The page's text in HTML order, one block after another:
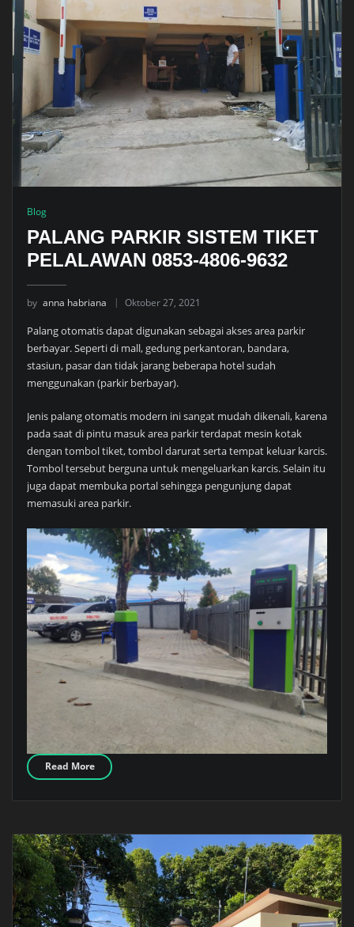
Blog
PALANG PARKIR SISTEM TIKET
PELALAWAN 0853-4806-9632
by anna habriana Oktober 27, 2021
Palang otomatis dapat digunakan sebagai akses area parkir
berbayar. Seperti di mall, gedung perkantoran, bandara,
stasiun, pasar dan tidak jarang beberapa hotel sudah
menggunakan (parkir berbayar).
Jenis palang otomatis modern ini sangat mudah dikenali, karena
pada saat di pintu masuk area parkir terdapat mesin kotak
dengan tombol tiket, tombol darurat serta tempat keluar karcis.
Tombol tersebut berguna untuk mengeluarkan karcis. Selain itu
juga dapat membuka portal sehingga pengunjung dapat
memasuki area parkir.
Read More